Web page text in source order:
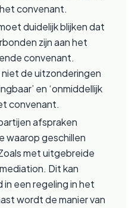
convenant.
duidelijk blijken dat
zijn aan het
convenant.
niet de uitzonderingen
en ‘onmiddellijk
convenant.
afspraken
waarop geschillen
met uitgebreide
Dit kan
een regeling in het
wordt de manier van